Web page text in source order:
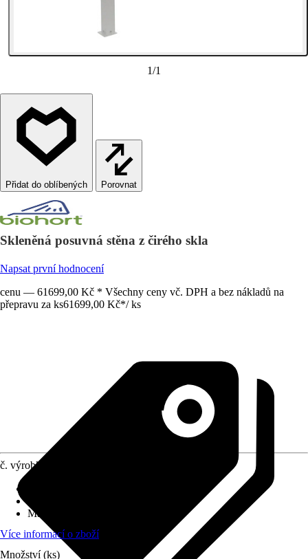
1/1
Porovnat
Skleněná posuvná stěna z čirého skla
Napsat první hodnocení
cenu — 61699,00 Kč * Všechny ceny vč. DPH a bez nákladů na
přepravu za ks61699,00 Kč*/ ks
č. výrobku
Materiál
Více informací o zboží
Množství (ks)